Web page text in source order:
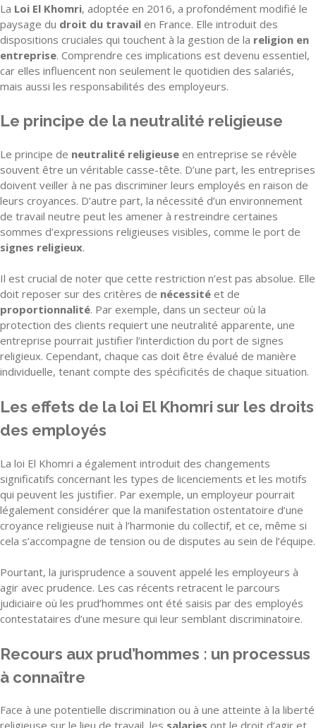
La Loi El Khomri, adoptée en 2016, a profondément modifié le
paysage du droit du travail en France. Elle introduit des
dispositions cruciales qui touchent à la gestion de la religion en
entreprise. Comprendre ces implications est devenu essentiel,
car elles influencent non seulement le quotidien des salariés,
mais aussi les responsabilités des employeurs.
Le principe de la neutralité religieuse
Le principe de neutralité religieuse en entreprise se révèle
souvent être un véritable casse-tête. D’une part, les entreprises
doivent veiller à ne pas discriminer leurs employés en raison de
leurs croyances. D’autre part, la nécessité d’un environnement
de travail neutre peut les amener à restreindre certaines
sommes d’expressions religieuses visibles, comme le port de
signes religieux.
Il est crucial de noter que cette restriction n’est pas absolue. Elle
doit reposer sur des critères de nécessité et de
proportionnalité. Par exemple, dans un secteur où la
protection des clients requiert une neutralité apparente, une
entreprise pourrait justifier l’interdiction du port de signes
religieux. Cependant, chaque cas doit être évalué de manière
individuelle, tenant compte des spécificités de chaque situation.
Les effets de la loi El Khomri sur les droits
des employés
La loi El Khomri a également introduit des changements
significatifs concernant les types de licenciements et les motifs
qui peuvent les justifier. Par exemple, un employeur pourrait
légalement considérer que la manifestation ostentatoire d’une
croyance religieuse nuit à l’harmonie du collectif, et ce, même si
cela s’accompagne de tension ou de disputes au sein de l’équipe.
Pourtant, la jurisprudence a souvent appelé les employeurs à
agir avec prudence. Les cas récents retracent le parcours
judiciaire où les prud’hommes ont été saisis par des employés
contestataires d’une mesure qui leur semblant discriminatoire.
Recours aux prud’hommes : un processus
à connaître
Face à une potentielle discrimination ou à une atteinte à la liberté